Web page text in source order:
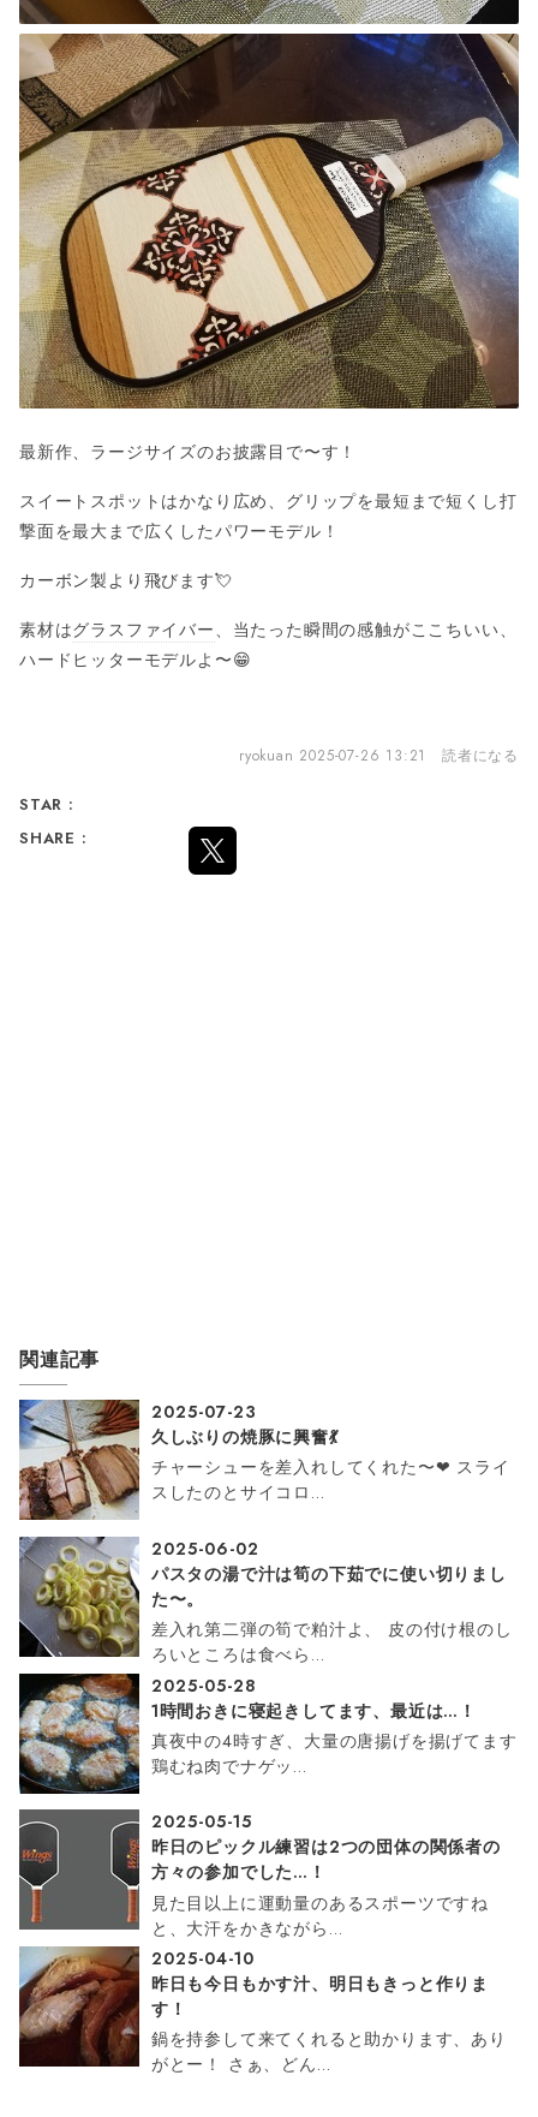
最新作、ラージサイズのお披露目で〜す！
スイートスポットはかなり広め、グリップを最短まで短くし打
撃面を最大まで広くしたパワーモデル！
カーボン製より飛びます💘
素材はグラスファイバー、当たった瞬間の感触がここちいい、
ハードヒッターモデルよ〜😁
ryokuan 2025-07-26 13:21 読者になる
関連記事
2025-07-23
久しぶりの焼豚に興奮💃
チャーシューを差入れしてくれた〜❤ スライ
スしたのとサイコロ…
2025-06-02
パスタの湯で汁は筍の下茹でに使い切りまし
た〜。
差入れ第二弾の筍で粕汁よ、 皮の付け根のし
ろいところは食べら…
2025-05-28
1時間おきに寝起きしてます、最近は…！
真夜中の4時すぎ、大量の唐揚げを揚げてます
鶏むね肉でナゲッ…
2025-05-15
昨日のピックル練習は2つの団体の関係者の
方々の参加でした…！
見た目以上に運動量のあるスポーツですね
と、大汗をかきながら…
2025-04-10
昨日も今日もかす汁、明日もきっと作りま
す！
鍋を持参して来てくれると助かります、あり
がとー！ さぁ、どん…